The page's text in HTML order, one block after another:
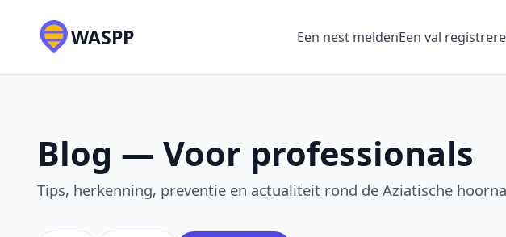
WASPP Een nest meldenEen val
Blog — Voor professionals
Tips, herkenning, preventie en actualiteit rond de Aziatische